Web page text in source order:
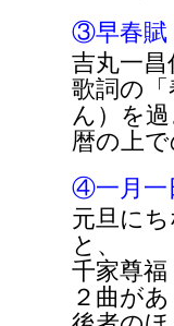
③早春賦
吉丸一
歌詞の
ん）を
暦の上
④一月一
元旦に
と、
千家尊
２曲が